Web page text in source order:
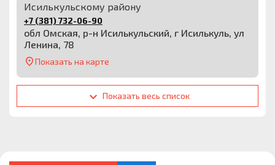
Исилькульскому району
+7 (381) 732-06-90
обл Омская, р-н Исилькульский, г Исилькуль, ул
Ленина, 78
Показать на карте
Показать весь список